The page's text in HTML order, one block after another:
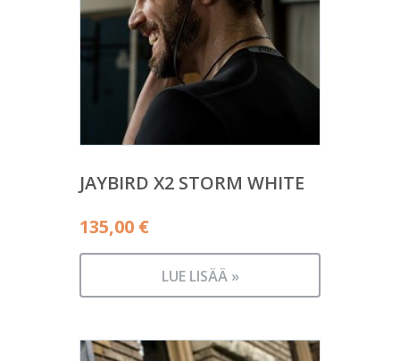
JAYBIRD X2 STORM WHITE
135,00 €
LUE LISÄÄ »